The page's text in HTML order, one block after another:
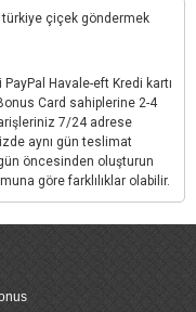
türkiye çiçek göndermek
Havale-eft Kredi kartı
Card sahiplerine 2-4
7/24 adrese
aynı gün teslimat
öncesinden oluşturun
göre farklılıklar olabilir.